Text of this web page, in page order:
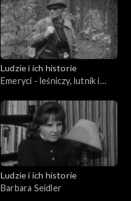
Lenczyk
Ludzie i ich historie
Emeryci - leśniczy, lutnik i
Ludzie i ich historie
Barbara Seidler